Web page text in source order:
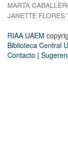
MARTA
JANETTE FLORES
RIAA UAEM
Biblioteca Central
Contacto |